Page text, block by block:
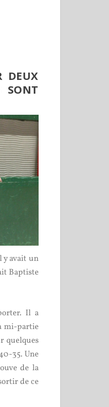
DEUX
SONT
y avait un
Baptiste
Il a
mi-partie
quelques
35. Une
de la
de ce